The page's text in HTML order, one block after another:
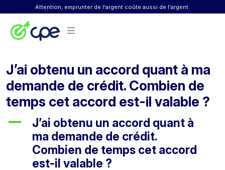
Skip to contentAttention, emprunter de l'argent coûte aussi de l'argent.
J’ai obtenu un accord quant à ma
demande de crédit. Combien de
temps cet accord est-il valable ?
A
J’ai obtenu un accord quant à
ma demande de crédit.
Combien de temps cet accord
est-il valable ?